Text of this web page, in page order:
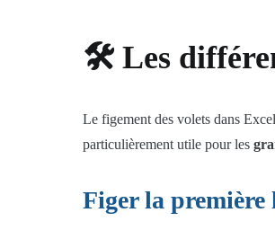
🛠️ Les
Le figement des volets dans
particulièrement utile pour les
Figer la première